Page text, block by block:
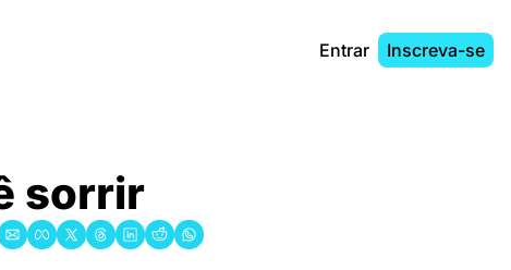
Entrar Inscreva-se
sorrir